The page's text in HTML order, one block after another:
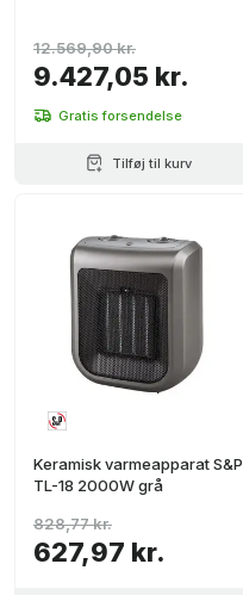
9.427,05 kr.
12.569,90 kr.
Gratis forsendelse
Tilføj til kurv
Keramisk varmeapparat S&P
TL-18 2000W grå
627,97 kr.
828,77 kr.